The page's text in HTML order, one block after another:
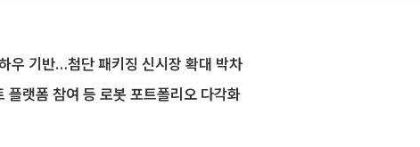
우 기반…첨단 패키징 신시장 확대 박차
플랫폼 참여 등 로봇 포트폴리오 다각화